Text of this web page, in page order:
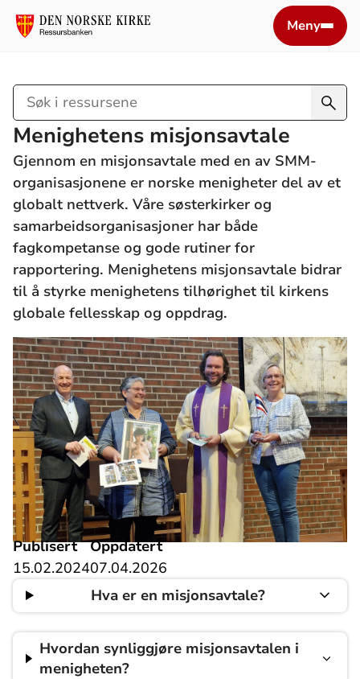
Meny
Søk
i
ressursene
Menighetens misjonsavtale
Gjennom en misjonsavtale med en av SMM-
organisasjonene er norske menigheter del av et
globalt nettverk. Våre søsterkirker og
samarbeidsorganisasjoner har både
fagkompetanse og gode rutiner for
rapportering. Menighetens misjonsavtale bidrar
til å styrke menighetens tilhørighet til kirkens
globale fellesskap og oppdrag.
Publisert
15.02.2024
Oppdatert
07.04.2026
Hva er en misjonsavtale?
Hvordan synliggjøre misjonsavtalen i
menigheten?